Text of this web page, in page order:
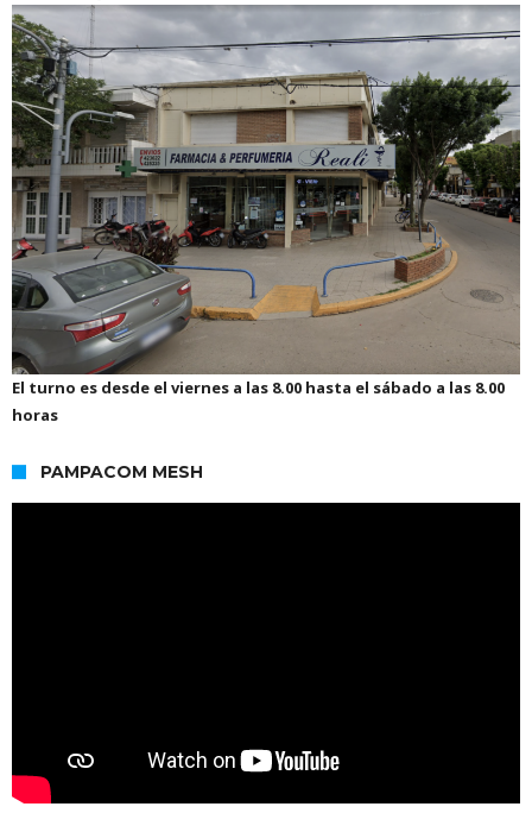
El turno es desde el viernes a las 8.00 hasta el sábado a las 8.00
horas
PAMPACOM MESH